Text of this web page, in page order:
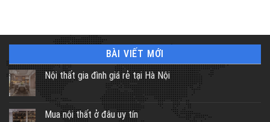
BÀI VIẾT MỚI
Nội thất gia đình giá rẻ tại Hà Nội
Mua nội thất ở đâu uy tín